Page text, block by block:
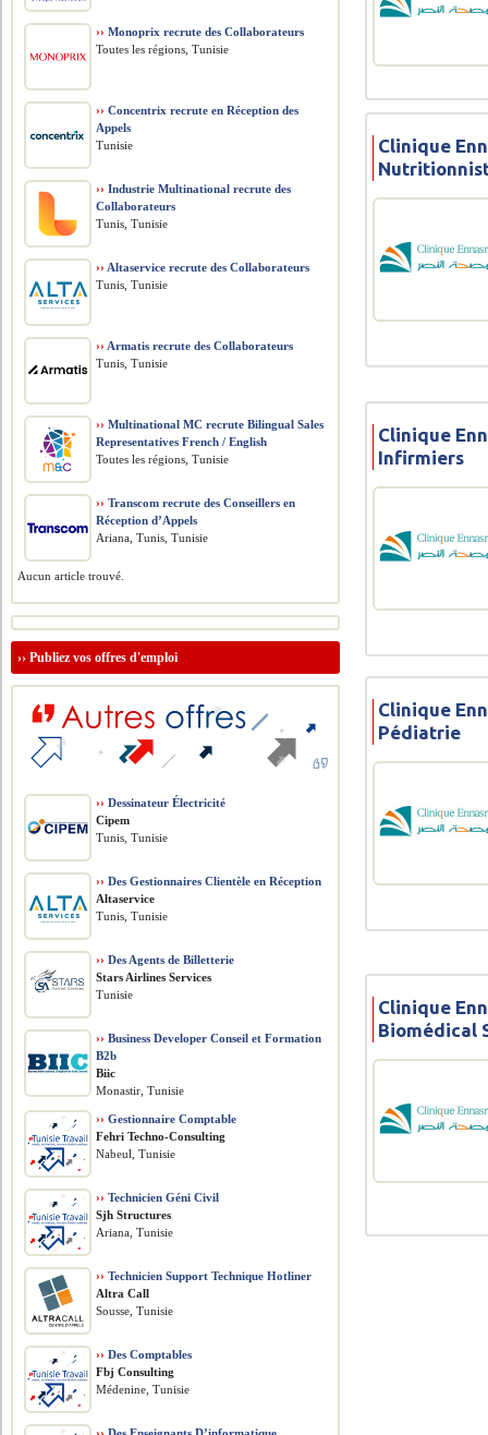
Clinique
Clinique
Infirmiers
Clinique
Pédiatrie
Clinique
Biomédical
›› Monoprix recrute des Collaborateurs
Toutes les régions, Tunisie
›› Concentrix recrute en Réception des
Appels
Tunisie
›› Industrie Multinational recrute des
Collaborateurs
Tunis, Tunisie
›› Altaservice recrute des Collaborateurs
Tunis, Tunisie
›› Armatis recrute des Collaborateurs
Tunis, Tunisie
›› Multinational MC recrute Bilingual Sales
Representatives French / English
Toutes les régions, Tunisie
›› Transcom recrute des Conseillers en
Réception d’Appels
Ariana, Tunis, Tunisie
Aucun article trouvé.
››Publiez vos offres d'emploi
›› Dessinateur Électricité
Cipem
Tunis, Tunisie
›› Des Gestionnaires Clientèle en Réception
Altaservice
Tunis, Tunisie
›› Des Agents de Billetterie
Stars Airlines Services
Tunisie
›› Business Developer Conseil et Formation
B2b
Biic
Monastir, Tunisie
›› Gestionnaire Comptable
Fehri Techno-Consulting
Nabeul, Tunisie
›› Technicien Géni Civil
Sjh Structures
Ariana, Tunisie
›› Technicien Support Technique Hotliner
Altra Call
Sousse, Tunisie
›› Des Comptables
Fbj Consulting
Médenine, Tunisie